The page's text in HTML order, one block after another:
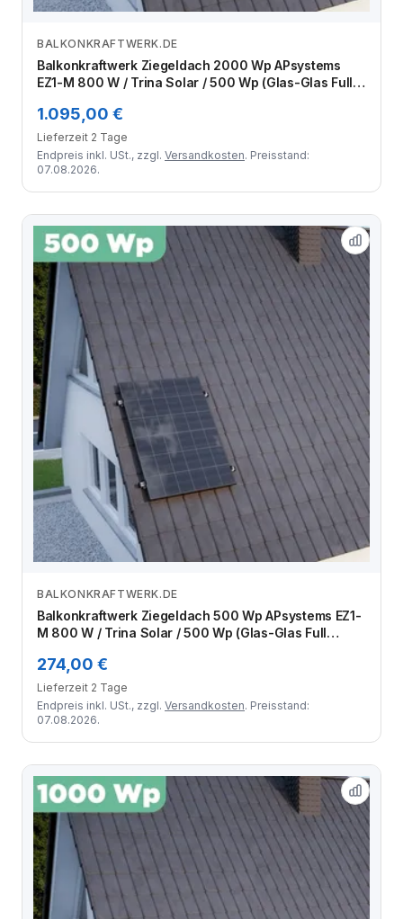
Zum Angebot
BALKONKRAFTWERK.DE
Balkonkraftwerk Ziegeldach 2000 Wp APsystems
EZ1-M 800 W / Trina Solar / 500 Wp (Glas-Glas Full
Module
1.095,00 €
Lieferzeit 2 Tage
Endpreis inkl. USt., zzgl. Versandkosten. Preisstand:
07.08.2026.
Zum Angebot
BALKONKRAFTWERK.DE
Balkonkraftwerk Ziegeldach 500 Wp APsystems EZ1-
M 800 W / Trina Solar / 500 Wp (Glas-Glas Full
Modul
274,00 €
Lieferzeit 2 Tage
Endpreis inkl. USt., zzgl. Versandkosten. Preisstand:
07.08.2026.